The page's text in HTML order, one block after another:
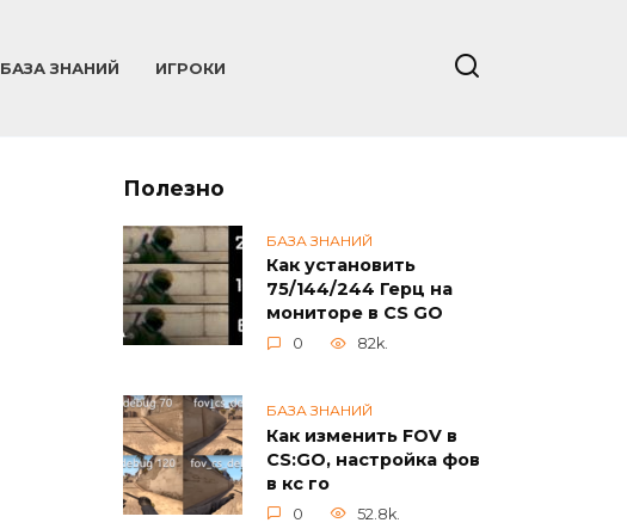
БАЗА ЗНАНИЙ ИГРОКИ
Полезно
БАЗА ЗНАНИЙ
Как установить
75/144/244 Герц на
мониторе в CS GO
0 82k.
БАЗА ЗНАНИЙ
Как изменить FOV в
CS:GO, настройка фов
в кс го
0 52.8k.